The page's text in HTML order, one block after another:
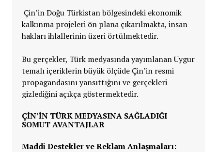
Çin’in Doğu Türkistan bölgesindeki ekonomik
kalkınma projeleri ön plana çıkarılmakta, insan
hakları ihlallerinin üzeri örtülmektedir.
Bu gerçekler, Türk medyasında yayımlanan Uygur
temalı içeriklerin büyük ölçüde Çin’in resmi
propagandasını yansıttığını ve gerçekleri
gizlediğini açıkça göstermektedir.
ÇIN’IN TÜRK MEDYASINA SAĞLADIĞI
SOMUT AVANTAJLAR
Maddi Destekler ve Reklam Anlaşmaları: